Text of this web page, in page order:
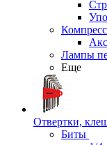
Лампы
Еще
Отвертки,
Биты